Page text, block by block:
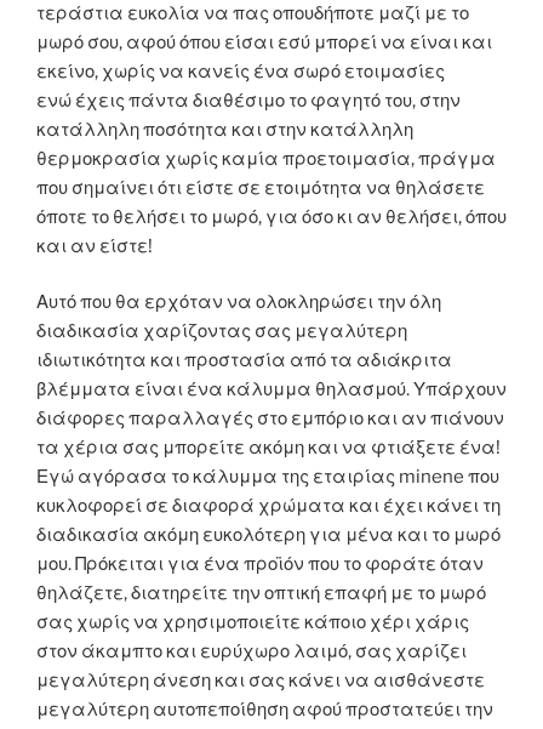
τεράστια ευκολία να πας οπουδήποτε μαζί με το
μωρό σου, αφού όπου είσαι εσύ μπορεί να είναι και
εκείνο, χωρίς να κανείς ένα σωρό ετοιμασίες
ενώ έχεις πάντα διαθέσιμο το φαγητό του, στην
κατάλληλη ποσότητα και στην κατάλληλη
θερμοκρασία χωρίς καμία προετοιμασία, πράγμα
που σημαίνει ότι είστε σε ετοιμότητα να θηλάσετε
όποτε το θελήσει το μωρό, για όσο κι αν θελήσει, όπου
και αν είστε!
Αυτό που θα ερχόταν να ολοκληρώσει την όλη
διαδικασία χαρίζοντας σας μεγαλύτερη
ιδιωτικότητα και προστασία από τα αδιάκριτα
βλέμματα είναι ένα κάλυμμα θηλασμού. Υπάρχουν
διάφορες παραλλαγές στο εμπόριο και αν πιάνουν
τα χέρια σας μπορείτε ακόμη και να φτιάξετε ένα!
Εγώ αγόρασα το κάλυμμα της εταιρίας minene που
κυκλοφορεί σε διαφορά χρώματα και έχει κάνει τη
διαδικασία ακόμη ευκολότερη για μένα και το μωρό
μου. Πρόκειται για ένα προϊόν που το φοράτε όταν
θηλάζετε, διατηρείτε την οπτική επαφή με το μωρό
σας χωρίς να χρησιμοποιείτε κάποιο χέρι χάρις
στον άκαμπτο και ευρύχωρο λαιμό, σας χαρίζει
μεγαλύτερη άνεση και σας κάνει να αισθάνεστε
μεγαλύτερη αυτοπεποίθηση αφού προστατεύει την